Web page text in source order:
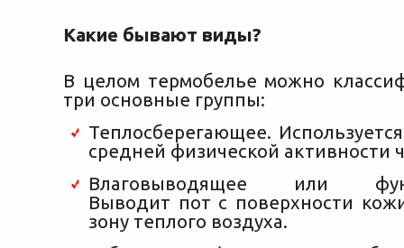
Какие бывают виды?
В целом термобелье можно
три основные группы:
Теплосберегающее.
средней физической активности
Влаговыводящее или
Выводит пот с поверхности
зону теплого воздуха.